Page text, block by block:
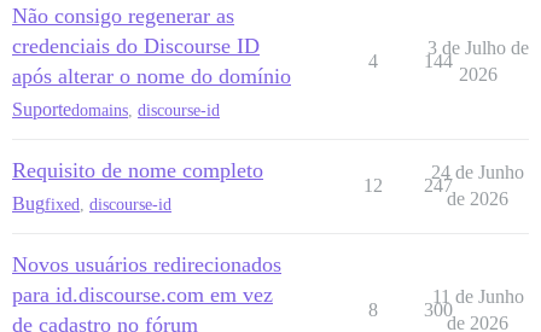
Não consigo regenerar as
credenciais do Discourse ID
após alterar o nome do domínio
Suportedomains discourse-id
4 144
3 de Julho de
2026
Requisito de nome completo
Bugfixed discourse-id
12 247
24 de Junho
de 2026
Novos usuários redirecionados
para id.discourse.com em vez
de cadastro no fórum
8 300
11 de Junho
de 2026